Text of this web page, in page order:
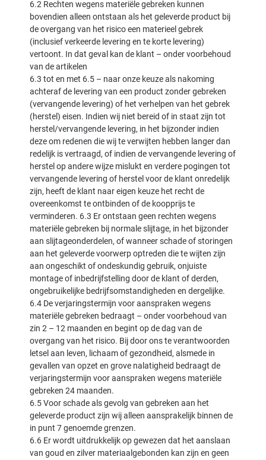
6.2 Rechten wegens materiële gebreken kunnen
bovendien alleen ontstaan als het geleverde product bij
de overgang van het risico een materieel gebrek
(inclusief verkeerde levering en te korte levering)
vertoont. In dat geval kan de klant – onder voorbehoud
van de artikelen
6.3 tot en met 6.5 – naar onze keuze als nakoming
achteraf de levering van een product zonder gebreken
(vervangende levering) of het verhelpen van het gebrek
(herstel) eisen. Indien wij niet bereid of in staat zijn tot
herstel/vervangende levering, in het bijzonder indien
deze om redenen die wij te verwijten hebben langer dan
redelijk is vertraagd, of indien de vervangende levering of
herstel op andere wijze mislukt en verdere pogingen tot
vervangende levering of herstel voor de klant onredelijk
zijn, heeft de klant naar eigen keuze het recht de
overeenkomst te ontbinden of de koopprijs te
verminderen. 6.3 Er ontstaan geen rechten wegens
materiële gebreken bij normale slijtage, in het bijzonder
aan slijtageonderdelen, of wanneer schade of storingen
aan het geleverde voorwerp optreden die te wijten zijn
aan ongeschikt of ondeskundig gebruik, onjuiste
montage of inbedrijfstelling door de klant of derden,
ongebruikelijke bedrijfsomstandigheden en dergelijke.
6.4 De verjaringstermijn voor aanspraken wegens
materiële gebreken bedraagt – onder voorbehoud van
zin 2 – 12 maanden en begint op de dag van de
overgang van het risico. Bij door ons te verantwoorden
letsel aan leven, lichaam of gezondheid, alsmede in
gevallen van opzet en grove nalatigheid bedraagt de
verjaringstermijn voor aanspraken wegens materiële
gebreken 24 maanden.
6.5 Voor schade als gevolg van gebreken aan het
geleverde product zijn wij alleen aansprakelijk binnen de
in punt 7 genoemde grenzen.
6.6 Er wordt uitdrukkelijk op gewezen dat het aanslaan
van goud en zilver materiaalgebonden kan zijn en geen